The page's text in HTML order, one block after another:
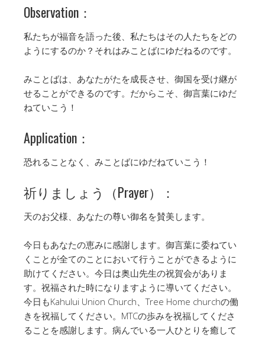
Observation：
私たちが福音を語った後、私たちはその人たちをどの
ようにするのか？それはみことばにゆだねるのです。
みことばは、あなたがたを成長させ、御国を受け継が
せることができるのです。だからこそ、御言葉にゆだ
ねていこう！
Application：
恐れることなく、みことばにゆだねていこう！
祈りましょう（Prayer）：
天のお父様、あなたの尊い御名を賛美します。
今日もあなたの恵みに感謝します。御言葉に委ねてい
くことが全てのことにおいて行うことができるように
助けてください。今日は奥山先生の祝賀会がありま
す。祝福された時になりますように導いてください。
今日もKahului Union Church、Tree Home churchの働
きを祝福してください。MTCの歩みを祝福してくださ
ることを感謝します。病んでいる一人ひとりを癒して